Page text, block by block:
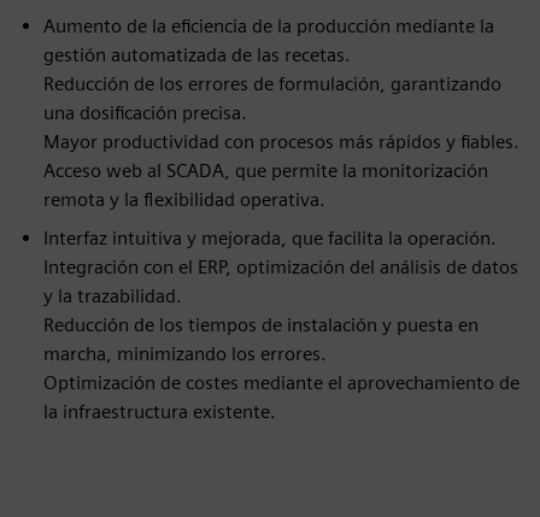
Aumento de la eficiencia de la producción mediante la
gestión automatizada de las recetas.
Reducción de los errores de formulación, garantizando
una dosificación precisa.
Mayor productividad con procesos más rápidos y fiables.
Acceso web al SCADA, que permite la monitorización
remota y la flexibilidad operativa.
Interfaz intuitiva y mejorada, que facilita la operación.
Integración con el ERP, optimización del análisis de datos
y la trazabilidad.
Reducción de los tiempos de instalación y puesta en
marcha, minimizando los errores.
Optimización de costes mediante el aprovechamiento de
la infraestructura existente.